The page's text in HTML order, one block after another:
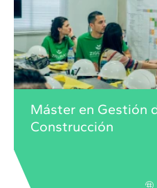
Máster en Gestión
Construcción